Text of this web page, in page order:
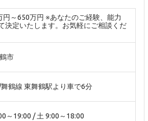
円～650万円 ※あなたのご経験、能力
決定いたします。お気軽にご相談くだ
市
鶴線 東舞鶴駅より車で6分
～19:00 / 土 9:00～18:00